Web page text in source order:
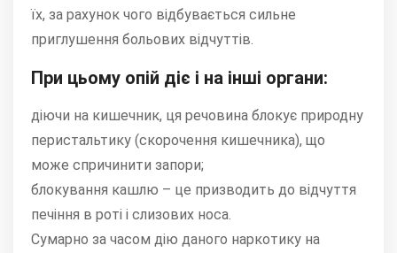
їх, за рахунок чого відбувається сильне
приглушення больових відчуттів.
При цьому опій діє і на інші органи:
діючи на кишечник, ця речовина блокує природну
перистальтику (скорочення кишечника), що
може спричинити запори;
блокування кашлю – це призводить до відчуття
печіння в роті і слизових носа.
Сумарно за часом дію даного наркотику на